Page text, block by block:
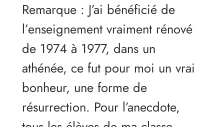
Remarque : J’ai bénéficié de
l’enseignement vraiment rénové
de 1974 à 1977, dans un
athénée, ce fut pour moi un vrai
bonheur, une forme de
résurrection. Pour l’anecdote,